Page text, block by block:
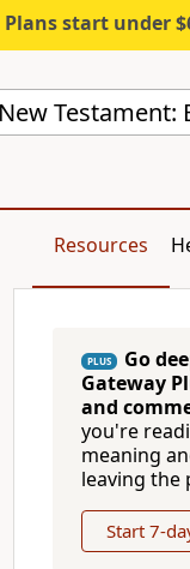
Plans start under $6/
Resources
PLUS Go
Gateway
and
you're
meaning
leaving the
Start 7-